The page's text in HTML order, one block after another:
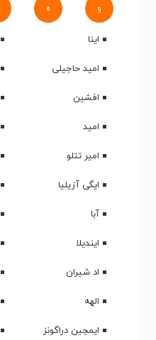
و ه
اینا
امید حاجیلی
افشین
امید
امیر تتلو
ایگی آزیلیا
آبا
ایندیلا
اد شیران
الهه
ایمجین دراگونز